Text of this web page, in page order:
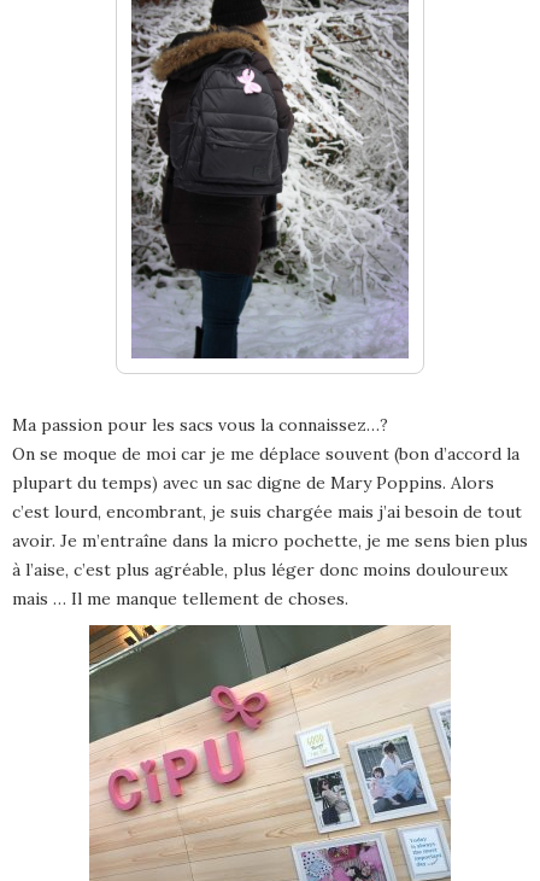
Ma passion pour les sacs vous la connaissez…?
On se moque de moi car je me déplace souvent (bon d’accord la
plupart du temps) avec un sac digne de Mary Poppins. Alors
c’est lourd, encombrant, je suis chargée mais j’ai besoin de tout
avoir. Je m’entraîne dans la micro pochette, je me sens bien plus
à l’aise, c’est plus agréable, plus léger donc moins douloureux
mais … Il me manque tellement de choses.